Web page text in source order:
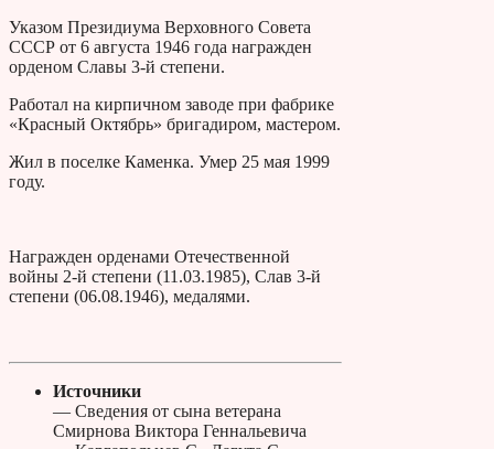
Указом Президиума Верховного Совета
СССР от 6 августа 1946 года награжден
орденом Славы 3-й степени.
Работал на кирпичном заводе при фабрике
«Красный Октябрь» бригадиром, мастером.
Жил в поселке Каменка. Умер 25 мая 1999
году.
Награжден орденами Отечественной
войны 2-й степени (11.03.1985), Слав 3-й
степени (06.08.1946), медалями.
Источники
— Сведения от сына ветерана
Смирнова Виктора Геннальевича